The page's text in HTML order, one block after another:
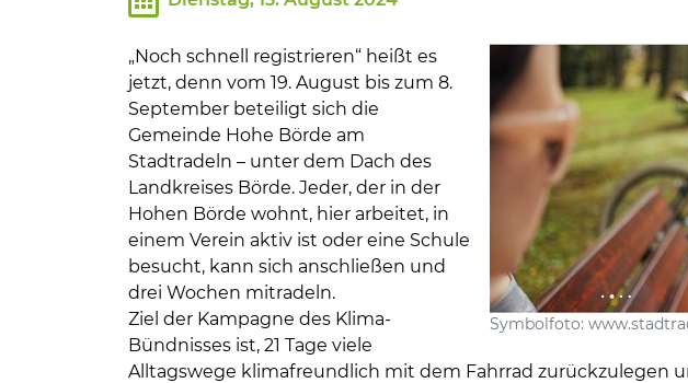
Wirtschaft, Bauen, Verkehr
Tourismus, Freizeit, Dorfleben
Ehrenamt und Engagement
Symbolfoto:
„Noch schnell registrieren“ heißt es
jetzt, denn vom 19. August bis zum 8.
September beteiligt sich die
Gemeinde Hohe Börde am
Stadtradeln – unter dem Dach des
Landkreises Börde. Jeder, der in der
Hohen Börde wohnt, hier arbeitet, in
einem Verein aktiv ist oder eine Schule
besucht, kann sich anschließen und
drei Wochen mitradeln.
Ziel der Kampagne des Klima-
Bündnisses ist, 21 Tage viele
Alltagswege klimafreundlich mit dem Fahrrad zurückzulegen